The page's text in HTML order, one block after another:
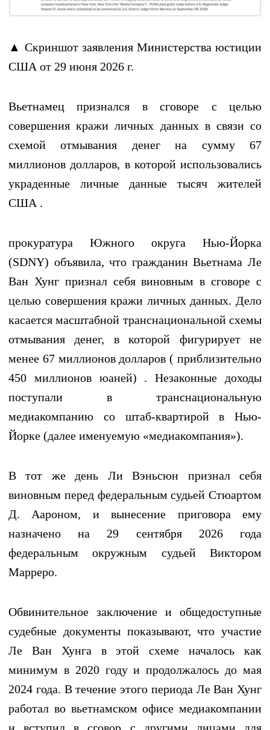
▲ Скриншот заявления Министерства юстиции
США от 29 июня 2026 г.
Вьетнамец признался в сговоре с целью
совершения кражи личных данных в связи со
схемой отмывания денег на сумму 67
миллионов долларов, в которой использовались
украденные личные данные тысяч жителей
США .
прокуратура Южного округа Нью-Йорка
(SDNY) объявила, что гражданин Вьетнама Ле
Ван Хунг признал себя виновным в сговоре с
целью совершения кражи личных данных. Дело
касается масштабной транснациональной схемы
отмывания денег, в которой фигурирует не
менее 67 миллионов долларов ( приблизительно
450 миллионов юаней) . Незаконные доходы
поступали в транснациональную
медиакомпанию со штаб-квартирой в Нью-
Йорке (далее именуемую «медиакомпания»).
В тот же день Ли Вэньсюн признал себя
виновным перед федеральным судьей Стюартом
Д. Аароном, и вынесение приговора ему
назначено на 29 сентября 2026 года
федеральным окружным судьей Виктором
Марреро.
Обвинительное заключение и общедоступные
судебные документы показывают, что участие
Ле Ван Хунга в этой схеме началось как
минимум в 2020 году и продолжалось до мая
2024 года. В течение этого периода Ле Ван Хунг
работал во вьетнамском офисе медиакомпании